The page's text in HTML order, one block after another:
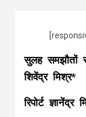
सुलह समझौतों से
शिवेंद्र मिश्र*
रिपोर्ट ज्ञानेंद्र